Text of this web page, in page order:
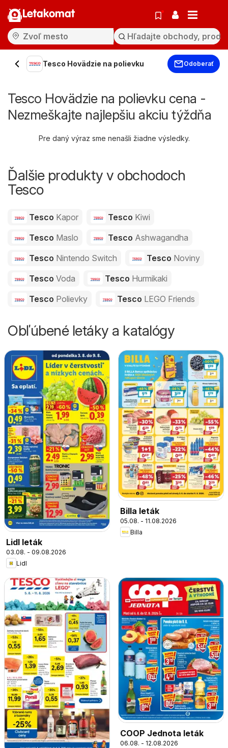
Letakomat
Tesco Hovädzie na polievku Odoberať
Tesco Hovädzie na polievku cena -
Nezmeškajte najlepšiu akciu týždňa
Pre daný výraz sme nenašli žiadne výsledky.
Ďalšie produkty v obchodoch
Tesco
Tesco Kapor Tesco Kiwi
Tesco Maslo Tesco Ashwagandha
Tesco Nintendo Switch Tesco Noviny
Tesco Voda Tesco Hurmikaki
Tesco Polievky Tesco LEGO Friends
Obľúbené letáky a katalógy
Lidl leták
03.08. - 09.08.2026
Lidl
Billa leták
05.08. - 11.08.2026
Billa
COOP Jednota leták
06.08. - 12.08.2026